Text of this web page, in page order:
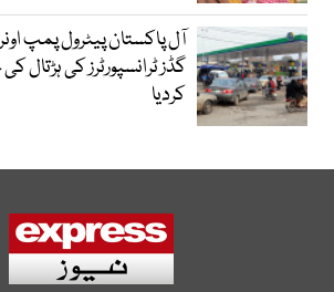
آل پاکستان پیٹرول پمپ
گڈز ٹرانسپورٹرز کی ہڑتال
کردیا